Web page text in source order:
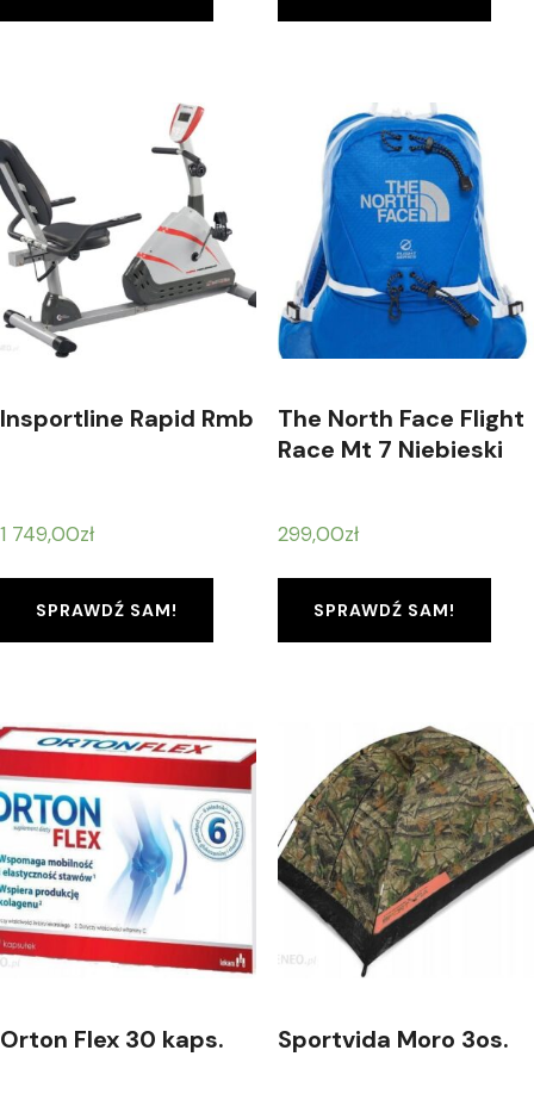
Insportline Rapid Rmb
1 749,00zł
SPRAWDŹ SAM!
The North Face Flight
Race Mt 7 Niebieski
299,00zł
SPRAWDŹ SAM!
Orton Flex 30 kaps. Sportvida Moro 3os.